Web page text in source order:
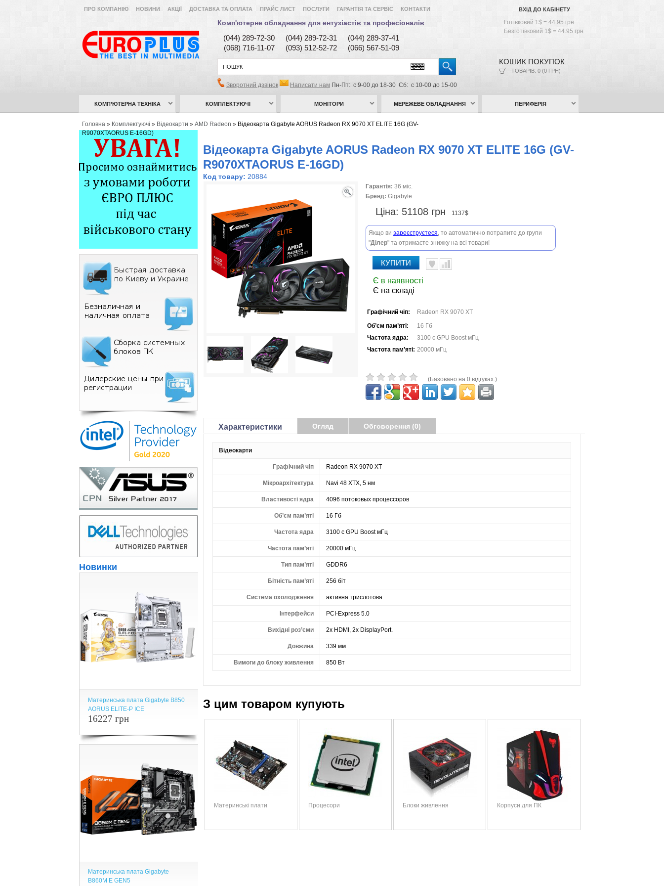
ВХІД ДО КАБІНЕТУ
ПРО КОМПАНІЮ НОВИНИ АКЦІЇ ДОСТАВКА ТА ОПЛАТА ПРАЙС ЛИСТ ПОСЛУГИ ГАРАНТІЯ ТА СЕРВІС КОНТАКТИ
Комп'ютерне обладнання для ентузіастів та професіоналів
Готівковий 1$ = 44.95 грн
Безготівковий 1$ = 44.95 грн
(044) 289-72-30 (044) 289-72-31
(044) 289-37-41
(068) 716-11-07
(093) 512-52-72
(066) 567-51-09
КОШИК ПОКУПОК
ТОВАРІВ: 0 (0 ГРН)
Зворотний дзвінок Написати нам Пн-Пт: с 9-00 до 18-30 Сб: с 10-00 до 15-00
КОМП’ЮТЕРНА ТЕХНІКА КОМПЛЕКТУЮЧІ МОНІТОРИ МЕРЕЖЕВЕ ОБЛАДНАННЯ ПЕРИФЕРІЯ
Новинки
Материнська плата Gigabyte B850
AORUS ELITE-P ICE
16227 грн
Материнська плата Gigabyte
B860M E GEN5
Головна » Комплектуючі » Відеокарти » AMD Radeon » Відеокарта Gigabyte AORUS Radeon RX 9070 XT ELITE 16G (GV-
R9070XTAORUS E-16GD)
Відеокарта Gigabyte AORUS Radeon RX 9070 XT ELITE 16G (GV-
R9070XTAORUS E-16GD)
Код товару: 20884
Гарантія: 36 міс.
Бренд: Gigabyte
Ціна: 51108 грн 1137$
Якщо ви зареєструєтеся, то автоматично потрапите до групи
"Ділер" та отримаєте знижку на всі товари!
КУПИТИ
Є в наявності
Є на складі
Графічний чіп:
Radeon RX 9070 XT
Об’єм пам’яті:
16 Гб
Частота ядра:
3100 с GPU Boost мГц
Частота пам’яті: 20000 мГц
(Базовано на 0 відгуках.)
Характеристики Огляд Обговорення (0)
Відеокарти
Графічний чіп Radeon RX 9070 XT
Мікроархітектура Navi 48 XTX, 5 нм
Властивості ядра 4096 потоковых процессоров
Об’єм пам’яті 16 Гб
Частота ядра 3100 с GPU Boost мГц
Частота пам’яті 20000 мГц
Тип пам’яті GDDR6
Бітність пам’яті 256 біт
Система охолодження активна трислотова
Інтерфейси PCI-Express 5.0
Вихідні роз’єми 2x HDMI, 2x DisplayPort.
Довжина 339 мм
Вимоги до блоку живлення 850 Вт
З цим товаром купують
Материнські плати Процесори Блоки живлення Корпуси для ПК